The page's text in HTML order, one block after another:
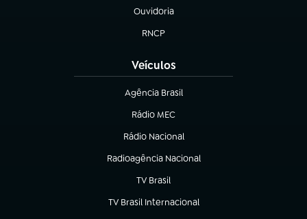
Ouvidoria
(abre em nova aba)
RNCP
(abre em nova aba)
Veículos
Agência Brasil
(abre em nova aba)
Rádio MEC
Rádio Nacional
(abre em nova aba)
Radioagência Nacional
(abre em nova aba)
TV Brasil
(abre em nova aba)
TV Brasil Internacional
(abre em nova aba)